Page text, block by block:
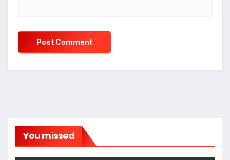
You missed